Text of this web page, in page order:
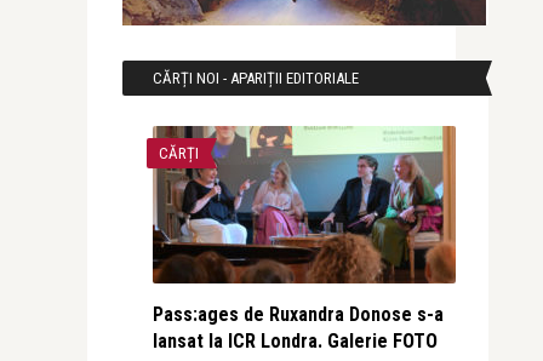
CĂRȚI NOI - APARIȚII EDITORIALE
CĂRȚI
Pass:ages de Ruxandra Donose s-a
lansat la ICR Londra. Galerie FOTO